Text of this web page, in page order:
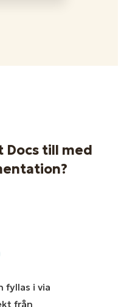
Docs till med
fyllas i via
från